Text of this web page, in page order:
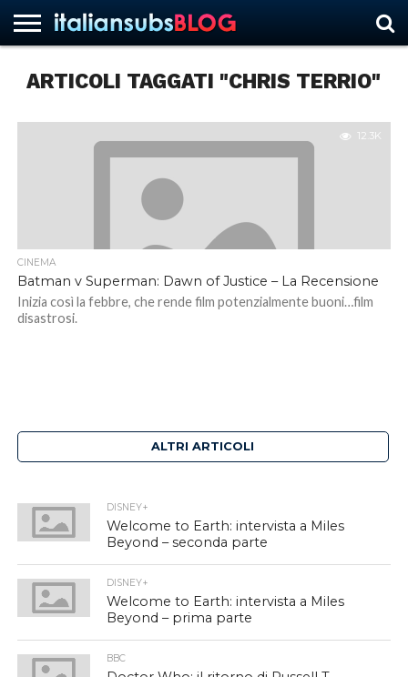
NEWS
ASCOLTI
RECENSIONI
INTERVISTE
CURIOSITÀ
CHI
CONTATTACI
FORUM
ITALIANSUBS
ARTICOLI TAGGATI "CHRIS TERRIO"
12.3K
CINEMA
Batman v Superman: Dawn of Justice – La Recensione
Inizia così la febbre, che rende film potenzialmente buoni…film
disastrosi.
ALTRI ARTICOLI
DISNEY+
Welcome to Earth: intervista a Miles
Beyond – seconda parte
DISNEY+
Welcome to Earth: intervista a Miles
Beyond – prima parte
BBC